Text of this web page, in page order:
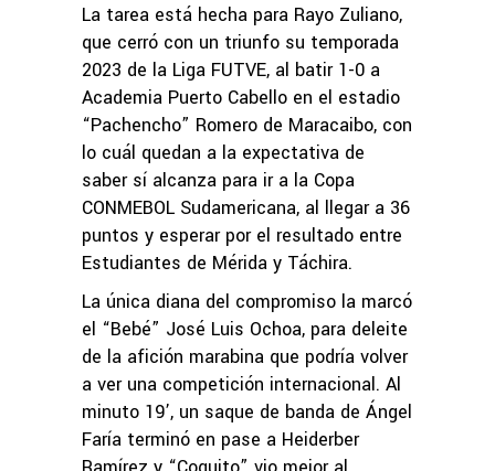
La tarea está hecha para Rayo Zuliano,
que cerró con un triunfo su temporada
2023 de la Liga FUTVE, al batir 1-0 a
Academia Puerto Cabello en el estadio
“Pachencho” Romero de Maracaibo, con
lo cuál quedan a la expectativa de
saber sí alcanza para ir a la Copa
CONMEBOL Sudamericana, al llegar a 36
puntos y esperar por el resultado entre
Estudiantes de Mérida y Táchira.
La única diana del compromiso la marcó
el “Bebé” José Luis Ochoa, para deleite
de la afición marabina que podría volver
a ver una competición internacional. Al
minuto 19’, un saque de banda de Ángel
Faría terminó en pase a Heiderber